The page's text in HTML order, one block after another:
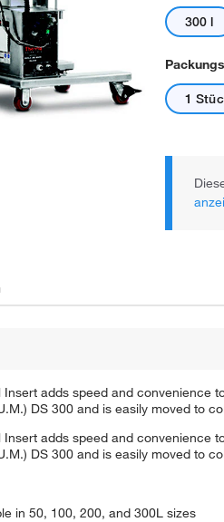
300 l
1
adds speed and
DS 300 and is easily moved to
adds speed and
DS 300 and is easily moved to
in 50, 100, 200, and 300L sizes